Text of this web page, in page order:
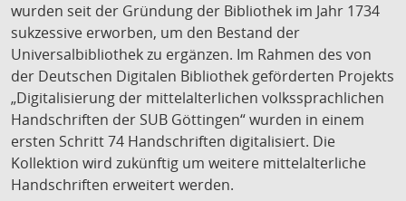
wurden seit der Gründung der Bibliothek im Jahr 1734
sukzessive erworben, um den Bestand der
Universalbibliothek zu ergänzen. Im Rahmen des von
der Deutschen Digitalen Bibliothek geförderten Projekts
„Digitalisierung der mittelalterlichen volkssprachlichen
Handschriften der SUB Göttingen“ wurden in einem
ersten Schritt 74 Handschriften digitalisiert. Die
Kollektion wird zukünftig um weitere mittelalterliche
Handschriften erweitert werden.